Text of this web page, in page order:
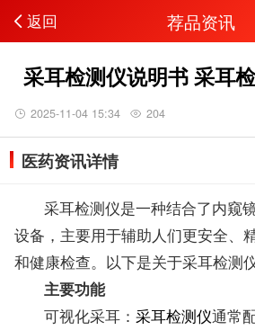
返回 荐品资讯
采耳检测仪说明书 采耳
2025-11-04 15:34 204
医药资讯详情
采耳检测仪是一种结合了内窥
设备，主要用于辅助人们更安全、
和健康检查。以下是关于采耳检测
主要功能
可视化采耳：采耳检测仪通常